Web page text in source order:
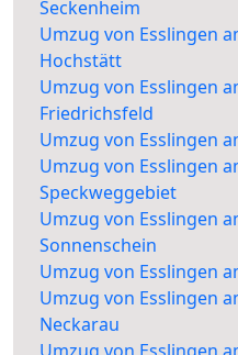
Seckenheim
Umzug von Esslingen
Hochstätt
Umzug von Esslingen
Friedrichsfeld
Umzug von Esslingen
Umzug von Esslingen
Speckweggebiet
Umzug von Esslingen
Sonnenschein
Umzug von Esslingen
Umzug von Esslingen
Neckarau